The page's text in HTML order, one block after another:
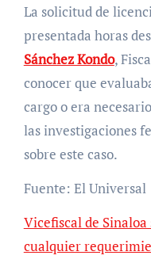
La solicitud de
presentada horas
Sánchez Kondo,
conocer que
cargo o era
las investigaciones
sobre este caso.
Fuente: El Universal
Vicefiscal de
cualquier